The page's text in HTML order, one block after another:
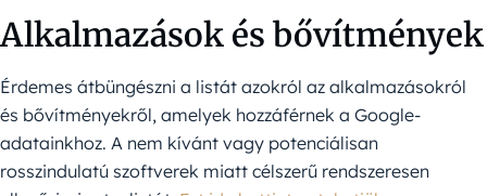
Alkalmazások és bővítmények
Érdemes átbüngészni a listát azokról az alkalmazásokról
és bővítményekről, amelyek hozzáférnek a Google-
adatainkhoz. A nem kívánt vagy potenciálisan
rosszindulatú szoftverek miatt célszerű rendszeresen